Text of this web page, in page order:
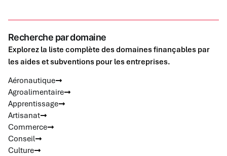
Recherche par domaine
Explorez la liste complète des domaines finançables par
les aides et subventions pour les entreprises.
Aéronautique
Agroalimentaire
Apprentissage
Artisanat
Commerce
Conseil
Culture